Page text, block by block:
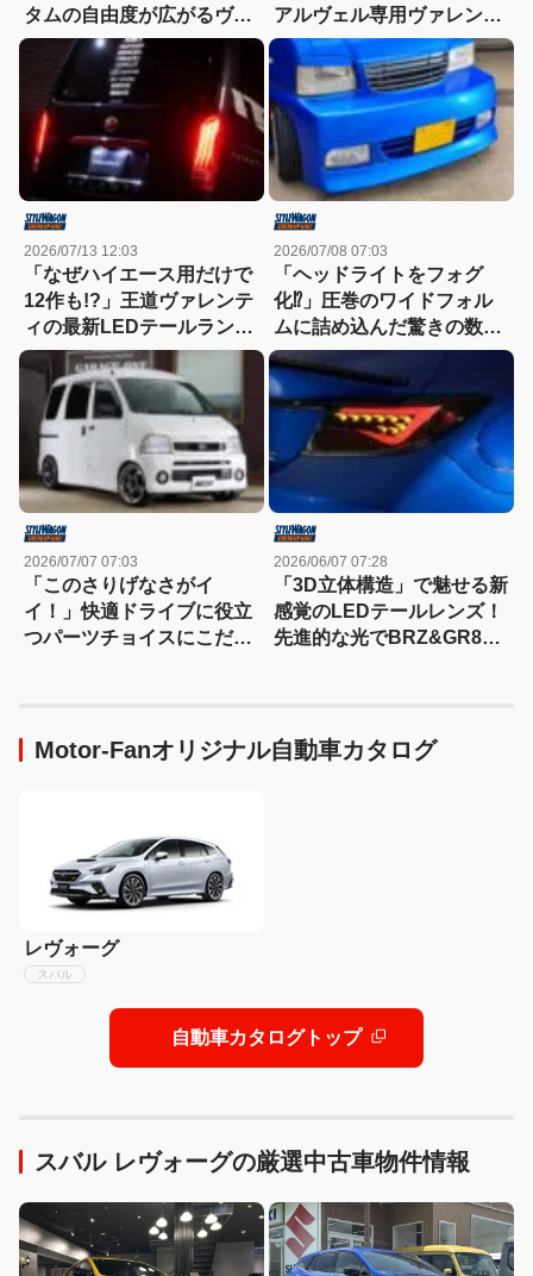
タムの自由度が広がるヴァ
レンティ最新フルLEDテー
アルヴェル専用ヴァレンテ
ィLEDテールが間もなく発
売!!
2026/07/13 12:03
「なぜハイエース用だけで
12作も!?」王道ヴァレンテ
ィの最新LEDテールランプ
「ウルトラδ」が放つ、ト
リプル縦ラインの圧倒的オ
ーラ
2026/07/08 07:03
「ヘッドライトをフォグ
化⁉︎」圧巻のワイドフォル
ムに詰め込んだ驚きの数々
【箱バンカスタム】
2026/07/07 07:03
「このさりげなさがイ
イ！」快適ドライブに役立
つパーツチョイスにこだわ
2026/06/07 07:28
「3D立体構造」で魅せる新
感覚のLEDテールレンズ！
先進的な光でBRZ&GR86
Motor-Fanオリジナル自動車カタログ
レヴォーグ
スバル
自動車カタログトップ
スバル レヴォーグの厳選中古車物件情報